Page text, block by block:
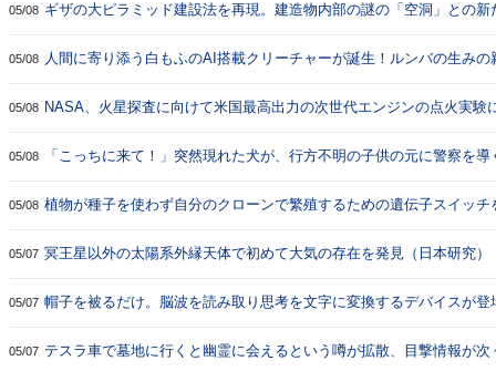
05/08 ギザの大ピラミッド建設法を再現。建造物内部の謎の「空洞」との
05/08 人間に寄り添う白もふのAI搭載クリーチャーが誕生！ルンバの生みの
05/08 NASA、火星探査に向けて米国最高出力の次世代エンジンの点火実験
05/08 「こっちに来て！」突然現れた犬が、行方不明の子供の元に警察を導
05/08 植物が種子を使わず自分のクローンで繁殖するための遺伝子スイッチ
05/07 冥王星以外の太陽系外縁天体で初めて大気の存在を発見（日本研究）
05/07 帽子を被るだけ。脳波を読み取り思考を文字に変換するデバイスが登
05/07 テスラ車で墓地に行くと幽霊に会えるという噂が拡散、目撃情報が次